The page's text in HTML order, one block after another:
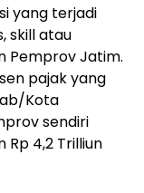
yang terjadi
skill atau
Pemprov Jatim.
pajak yang
Kota
sendiri
4,2 Trilliun